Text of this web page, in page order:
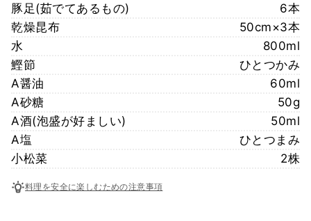
豚足(茹でてあるもの)
6本
乾燥昆布
50cm×3本
水
800ml
鰹節
ひとつかみ
A醤油
60ml
A砂糖
50g
A酒(泡盛が好ましい)
50ml
A塩
ひとつまみ
小松菜
2株
料理を安全に楽しむための注意事項